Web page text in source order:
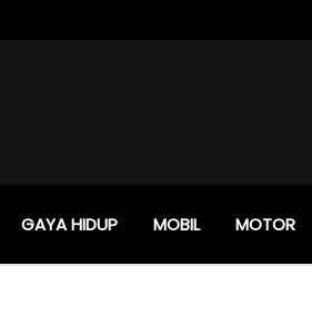
GAYA HIDUP MOBIL MOTOR